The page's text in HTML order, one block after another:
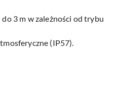
3 m w zależności od trybu
(IP57).